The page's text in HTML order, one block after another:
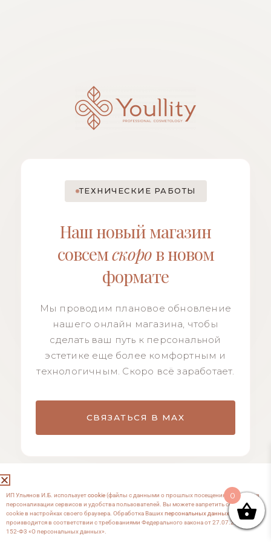
ТЕХНИЧЕСКИЕ РАБОТЫ
Наш новый магазин
совсемскоров новом
формате
Мы проводим плановое обновление
нашего онлайн магазина, чтобы
сделать ваш путь к персональной
эстетике еще более комфортным и
технологичным. Скоро всё заработает.
СВЯЗАТЬСЯ В MAX
0
ИП Ульянов И.Б. используетcookie(файлы с данными о прошлых посещениях сайта) для
персонализации сервисов и удобства пользователей. Вы можете запретить сохранение
cookie в настройках своего браузера. Обработка Вашихперсональных данных
производится в соответствии с требованиями Федерального закона от 27.07.2006 №
152-Ф3 «О персональных данных».